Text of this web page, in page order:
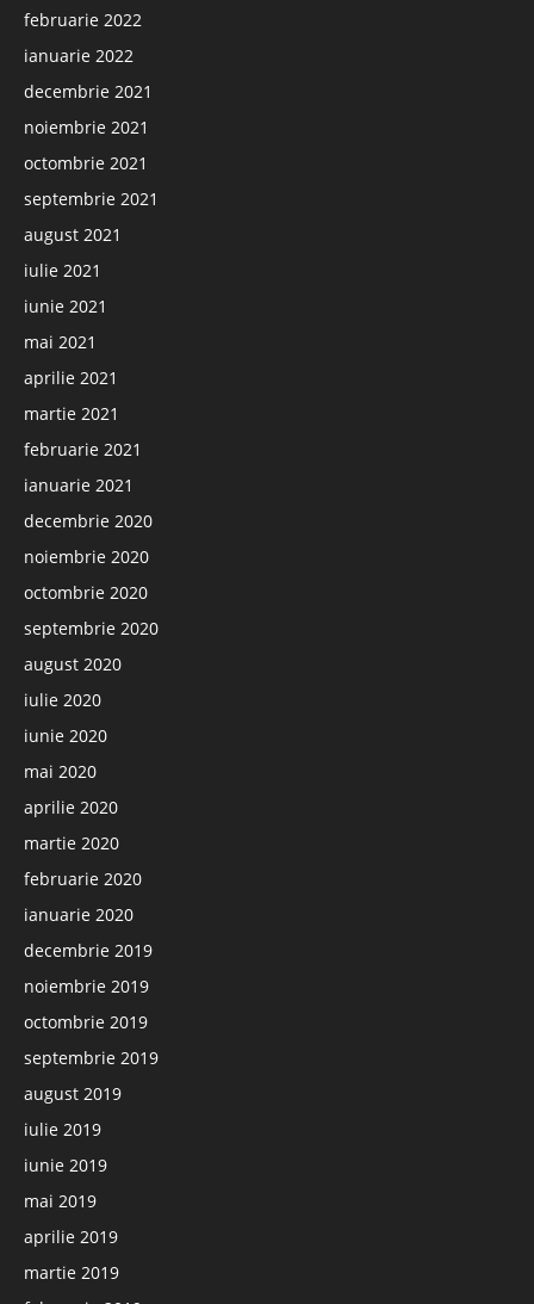
februarie 2022
ianuarie 2022
decembrie 2021
noiembrie 2021
octombrie 2021
septembrie 2021
august 2021
iulie 2021
iunie 2021
mai 2021
aprilie 2021
martie 2021
februarie 2021
ianuarie 2021
decembrie 2020
noiembrie 2020
octombrie 2020
septembrie 2020
august 2020
iulie 2020
iunie 2020
mai 2020
aprilie 2020
martie 2020
februarie 2020
ianuarie 2020
decembrie 2019
noiembrie 2019
octombrie 2019
septembrie 2019
august 2019
iulie 2019
iunie 2019
mai 2019
aprilie 2019
martie 2019